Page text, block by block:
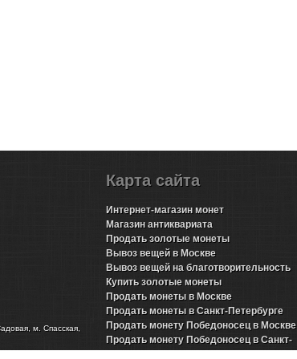
м. Спасская,
Карта сайта
Интернет-магазин монет
Магазин антиквариата
Продать золотые монеты
Вывоз вещей в Москве
Вывоз вещей на благотворительность
Купить золотые монеты
Продать монеты в Москве
Продать монеты в Санкт-Петербурге
Продать монету Победоносец в Москве
Продать монету Победоносец в Санкт-